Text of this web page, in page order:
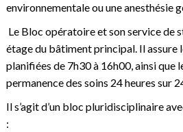
environnementale ou une anesthésie
Le Bloc opératoire et son service de
étage du bâtiment principal. Il assure
planifiées de 7h30 à 16h00, ainsi que
permanence des soins 24 heures sur
Il s’agit d’un bloc pluridisciplinaire
: